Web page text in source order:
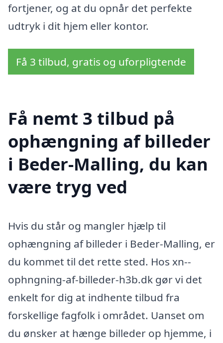
fortjener, og at du opnår det perfekte
udtryk i dit hjem eller kontor.
Få 3 tilbud, gratis og uforpligtende
Få nemt 3 tilbud på
ophængning af billeder
i Beder-Malling, du kan
være tryg ved
Hvis du står og mangler hjælp til
ophængning af billeder i Beder-Malling, er
du kommet til det rette sted. Hos xn--
ophngning-af-billeder-h3b.dk gør vi det
enkelt for dig at indhente tilbud fra
forskellige fagfolk i området. Uanset om
du ønsker at hænge billeder op hjemme, i